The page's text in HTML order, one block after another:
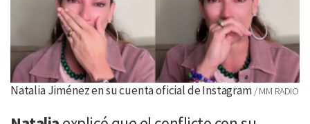
Natalia Jiménez en su cuenta oficial de Instagram MM RADIO